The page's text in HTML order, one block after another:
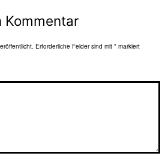
Kommentar
Erforderliche Felder sind mit * markiert